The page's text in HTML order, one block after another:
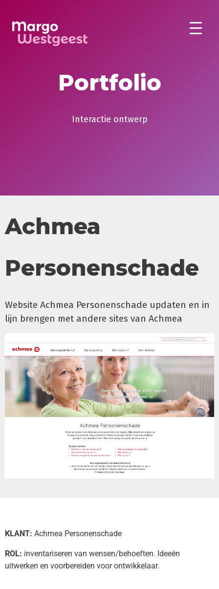
Portfolio
Interactie ontwerp
Achmea
Personenschade
Website Achmea Personenschade updaten en in
lijn brengen met andere sites van Achmea
KLANT: Achmea Personenschade
ROL: inventariseren van wensen/behoeften. Ideeën
uitwerken en voorbereiden voor ontwikkelaar.